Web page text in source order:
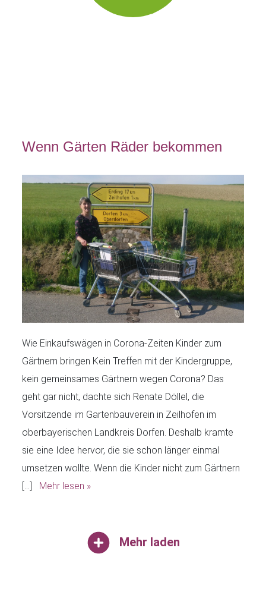
Wenn Gärten Räder bekommen
Wie Einkaufswägen in Corona-Zeiten Kinder zum
Gärtnern bringen Kein Treffen mit der Kindergruppe,
kein gemeinsames Gärtnern wegen Corona? Das
geht gar nicht, dachte sich Renate Döllel, die
Vorsitzende im Gartenbauverein in Zeilhofen im
oberbayerischen Landkreis Dorfen. Deshalb kramte
sie eine Idee hervor, die sie schon länger einmal
umsetzen wollte. Wenn die Kinder nicht zum Gärtnern
[…] Mehr lesen »
Mehr laden